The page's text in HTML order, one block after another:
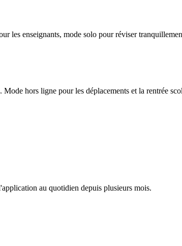
les enseignants, mode solo pour réviser
hors ligne pour les déplacements et la rentrée
au quotidien depuis plusieurs mois.